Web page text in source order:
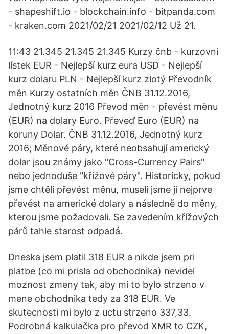
- shapeshift.io - blockchain.info - bitpanda.com
- kraken.com 2021/02/21 2021/02/12 Už 21.
11:43 21.345 21.345 21.345 Kurzy čnb - kurzovní
lístek EUR - Nejlepší kurz eura USD - Nejlepší
kurz dolaru PLN - Nejlepší kurz zlotý Převodník
měn Kurzy ostatních měn ČNB 31.12.2016,
Jednotný kurz 2016 Převod měn - převést měnu
(EUR) na dolary Euro. Převeď Euro (EUR) na
koruny Dolar. ČNB 31.12.2016, Jednotný kurz
2016; Měnové páry, které neobsahují americký
dolar jsou známy jako "Cross-Currency Pairs"
nebo jednoduše "křížové páry". Historicky, pokud
jsme chtěli převést měnu, museli jsme ji nejprve
převést na americké dolary a následně do měny,
kterou jsme požadovali. Se zavedením křížových
párů tahle starost odpadá.
Dneska jsem platil 318 EUR a nikde jsem pri
platbe (co mi prisla od obchodnika) nevidel
moznost zmeny tak, aby mi to bylo strzeno v
mene obchodnika tedy za 318 EUR. Ve
skutecnosti mi bylo z uctu strzeno 337,33.
Podrobná kalkulačka pro převod XMR to CZK,